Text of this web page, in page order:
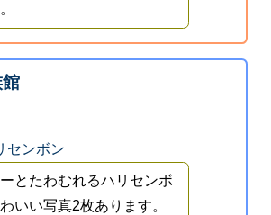
センボン
とたわむれるハリセンボ
いい写真2枚あります。